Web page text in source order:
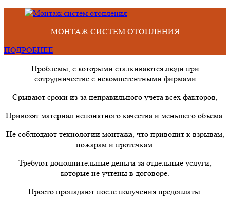
МОНТАЖ СИСТЕМ ОТОПЛЕНИЯ
ПОДРОБНЕЕ
Проблемы, с которыми сталкиваются люди при
сотрудничестве с некомпетентными фирмами
Срывают сроки из-за неправильного учета всех факторов,
Привозят материал непонятного качества и меньшего объема.
Не соблюдают технологии монтажа, что приводит к взрывам,
пожарам и протечкам.
Требуют дополнительные деньги за отдельные услуги,
которые не учтены в договоре.
Просто пропадают после получения предоплаты.